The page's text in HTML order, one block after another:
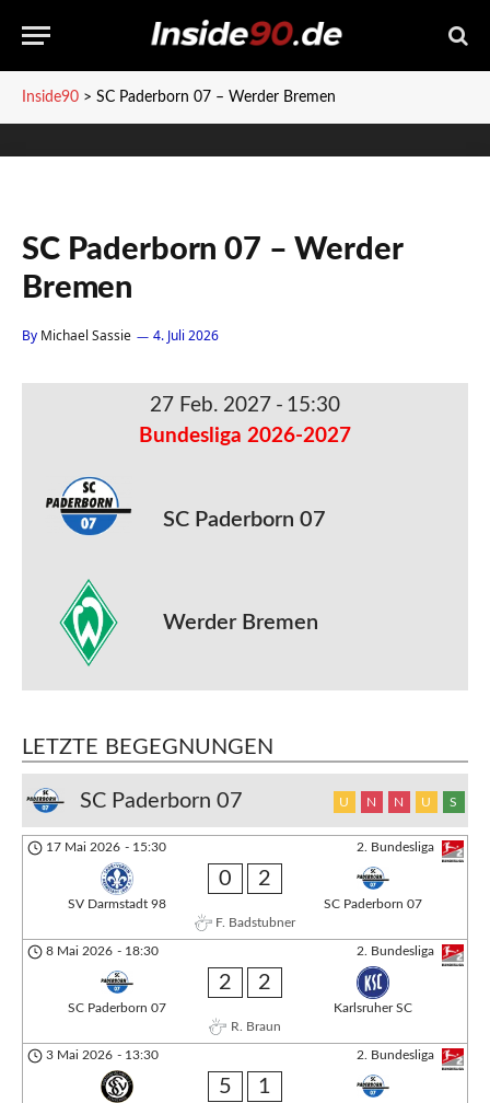
Inside90 > SC Paderborn 07 – Werder Bremen
SC Paderborn 07 – Werder
Bremen
By Michael Sassie 4. Juli 2026
27 Feb. 2027 - 15:30
Bundesliga 2026-2027
SC Paderborn 07
Werder Bremen
LETZTE BEGEGNUNGEN
SC Paderborn 07 U N N U S
2. Bundesliga
17 Mai 2026 - 15:30
SV Darmstadt 98
0 2
SC Paderborn 07
F. Badstubner
2. Bundesliga
8 Mai 2026 - 18:30
SC Paderborn 07
2 2
Karlsruher SC
R. Braun
2. Bundesliga
3 Mai 2026 - 13:30
5 1